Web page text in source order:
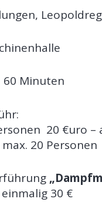
60 Minuten
20 €uro –
20 Personen
30 €